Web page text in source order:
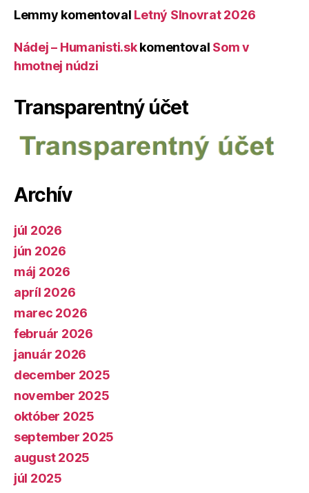
Lemmy komentoval Letný Slnovrat 2026
Nádej – Humanisti.skkomentoval Som v
hmotnej núdzi
Transparentný účet
Archív
júl 2026
jún 2026
máj 2026
apríl 2026
marec 2026
február 2026
január 2026
december 2025
november 2025
október 2025
september 2025
august 2025
júl 2025